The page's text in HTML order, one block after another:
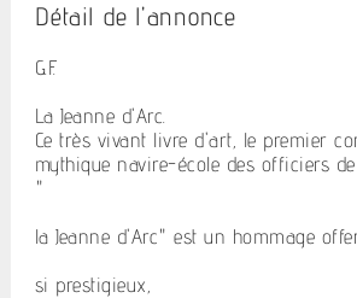
Détail de l'annonce
G.F.
La Jeanne d'Arc.
Ce très vivant livre d'art, le premier
mythique navire-école des officiers
"
la Jeanne d'Arc" est un hommage
si prestigieux,